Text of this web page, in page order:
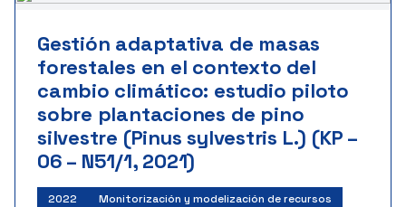
Gestión adaptativa de masas
forestales en el contexto del
cambio climático: estudio piloto
sobre plantaciones de pino
silvestre (Pinus sylvestris L.) (KP –
06 – N51/1, 2021)
2022 Monitorización y modelización de recursos